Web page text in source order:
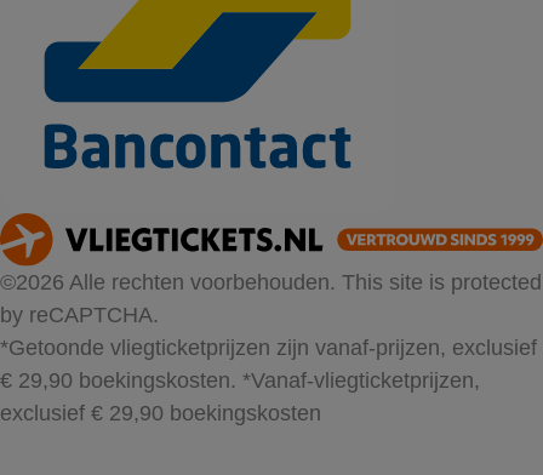
©2026 Alle rechten voorbehouden. This site is protected
by reCAPTCHA.
*Getoonde vliegticketprijzen zijn vanaf-prijzen, exclusief
€ 29,90 boekingskosten. *Vanaf-vliegticketprijzen,
exclusief € 29,90 boekingskosten